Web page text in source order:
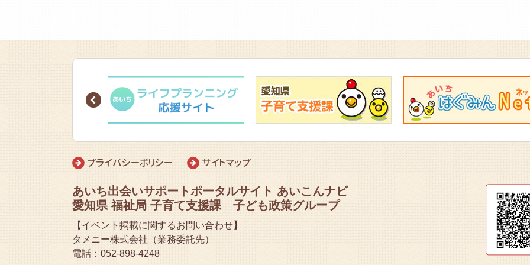
Prev
プライバシーポリシー サイトマップ
あいち出会いサポートポータルサイト あいこんナビ
愛知県 福祉局 子育て支援課 子ども政策グループ
【イベント掲載に関するお問い合わせ】
タメニー株式会社（業務委託先）
電話：052-898-4248